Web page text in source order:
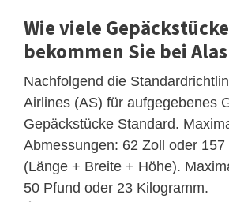
Wie viele Gepäckstücke
bekommen Sie bei
Nachfolgend die
Airlines (AS) für aufgegebenes
Gepäckstücke Standard.
Abmessungen: 62 Zoll oder
(Länge + Breite + Höhe).
50 Pfund oder 23 Kilogramm.